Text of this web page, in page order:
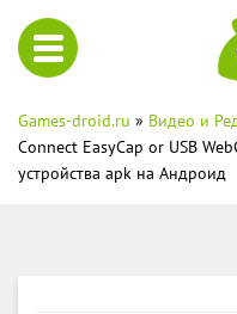
Games-droid.ru » Видео и
Connect EasyCap or USB
устройства apk на Андроид